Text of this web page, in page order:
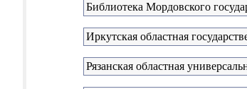
Библиотека Мордовского
Иркутская областная
Рязанская областная